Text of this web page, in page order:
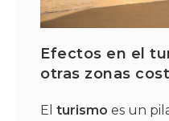
Efectos en el
otras zonas
El turismo es un